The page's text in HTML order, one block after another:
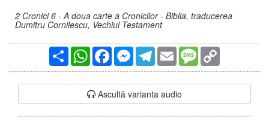
2 Cronici 6 - A doua carte a Cronicilor - Biblia, traducerea
Dumitru Cornilescu, Vechiul Testament
PartajareWhatsAppFacebookMessengerTelegram
Email Message
Ascultă varianta audio